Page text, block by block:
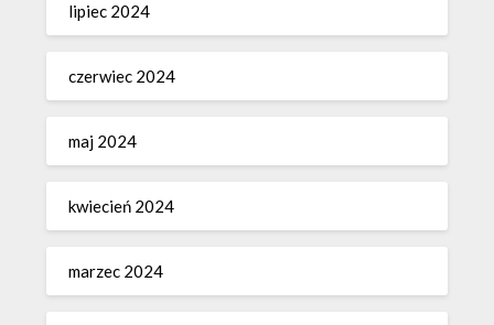
lipiec 2024
czerwiec 2024
maj 2024
kwiecień 2024
marzec 2024